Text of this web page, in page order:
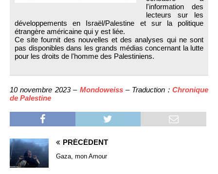
l'information des
lecteurs sur les
développements en Israël/Palestine et sur la politique
étrangère américaine qui y est liée.
Ce site fournit des nouvelles et des analyses qui ne sont
pas disponibles dans les grands médias concernant la lutte
pour les droits de l'homme des Palestiniens.
10 novembre 2023 – Mondoweiss– Traduction : Chronique
de Palestine
PRÉCÉDENT
Gaza, mon Amour